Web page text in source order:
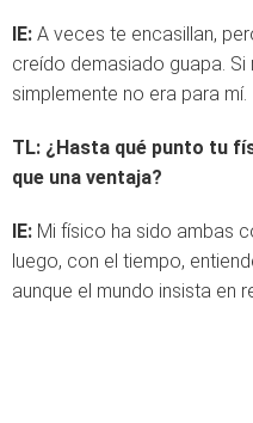
IE: A veces te encasillan,
creído demasiado guapa. Si
simplemente no era para mí.
TL: ¿Hasta qué punto tu
que una ventaja?
IE: Mi físico ha sido ambas
luego, con el tiempo,
aunque el mundo insista en